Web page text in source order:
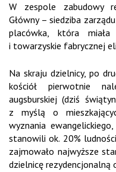
W zespole zabudowy
Główny – siedziba
placówka, która
i towarzyskie fabrycznej
Na skraju dzielnicy, po
kościół pierwotnie
augsburskiej (dziś
z myślą o
wyznania
stanowili ok. 20%
zajmowało najwyższe
dzielnicę rezydencjonalną